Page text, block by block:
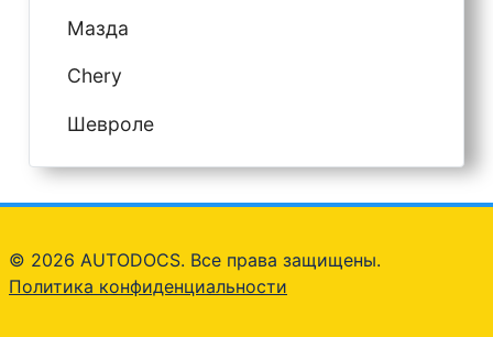
Мазда
Chery
Шевроле
© 2026 AUTODOCS. Все права защищены.
Политика конфиденциальности